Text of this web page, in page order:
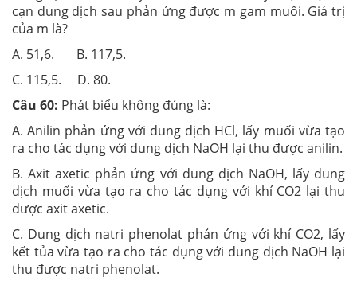
cạn dung dịch sau phản ứng được m gam muối. Giá trị
của m là?
A. 51,6. B. 117,5.
C. 115,5. D. 80.
Câu 60: Phát biểu không đúng là:
A. Anilin phản ứng với dung dịch HCl, lấy muối vừa tạo
ra cho tác dụng với dung dịch NaOH lại thu được anilin.
B. Axit axetic phản ứng với dung dịch NaOH, lấy dung
dịch muối vừa tạo ra cho tác dụng với khí CO2 lại thu
được axit axetic.
C. Dung dịch natri phenolat phản ứng với khí CO2, lấy
kết tủa vừa tạo ra cho tác dụng với dung dịch NaOH lại
thu được natri phenolat.